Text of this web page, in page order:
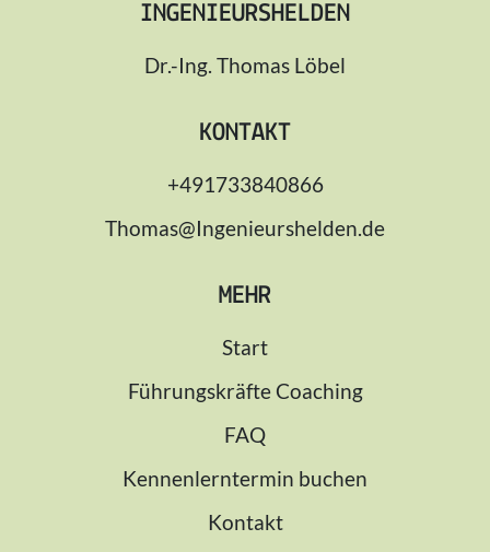
INGENIEURSHELDEN
Dr.-Ing. Thomas Löbel
KONTAKT
+491733840866
Thomas@Ingenieurshelden.de
MEHR
Start
Führungskräfte Coaching
FAQ
Kennenlerntermin buchen
Kontakt